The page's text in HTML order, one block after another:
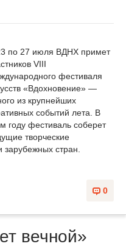
по 27 июля ВДНХ примет
VIII
фестиваля
«Вдохновение» —
из крупнейших
событий лета. В
году фестиваль соберет
творческие
зарубежных стран.
0
вечной»